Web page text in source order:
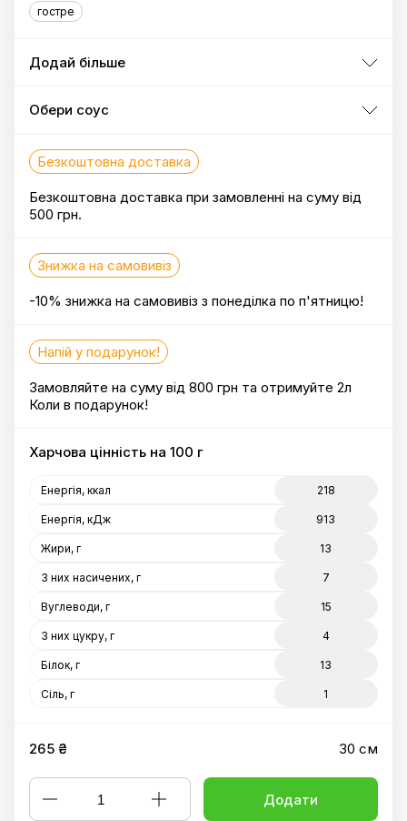
гостре
Додай більше
Обери соус
Безкоштовна доставка
Безкоштовна доставка при замовленні на суму від
500 грн.
Знижка на самовивіз
-10% знижка на самовивіз з понеділка по п'ятницю!
Напій у подарунок!
Замовляйте на суму від 800 грн та отримуйте 2л
Коли в подарунок!
Харчова цінність на 100 г
Енергія, ккал 218
Енергія, кДж 913
Жири, г 13
З них насичених, г 7
Вуглеводи, г 15
З них цукру, г 4
Білок, г 13
Сіль, г 1
265 ₴ 30 см
Додати